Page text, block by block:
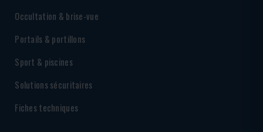
Occultation & brise-vue
Portails & portillons
Sport & piscines
Solutions sécuritaires
Fiches techniques